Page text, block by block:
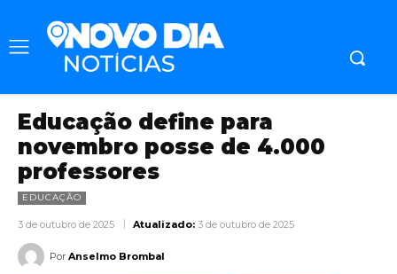
Educação define para
novembro posse de 4.000
professores
EDUCAÇÃO
3 de outubro de 2025 Atualizado: 3 de outubro de 2025
Por Anselmo Brombal